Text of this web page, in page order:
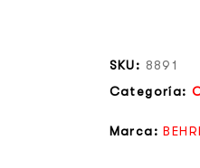
SKU: 8891
Categoría:
Marca: